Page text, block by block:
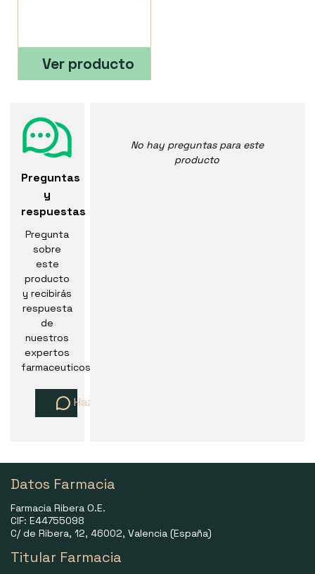
Ver producto
Preguntas
y
respuestas
Pregunta
sobre
este
producto
y recibirás
respuesta
de
nuestros
expertos
farmaceuticos
Haz una pregunta
No hay preguntas para este
producto
Datos Farmacia
Farmacia Ribera O.E.
CIF: E44755098
C/ de Ribera, 12, 46002, Valencia (España)
Titular Farmacia